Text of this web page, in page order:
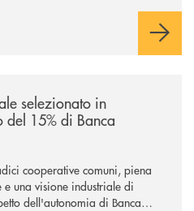
per ampliare l’offerta e
selezionato in
del 15% di Banca
cooperative comuni, piena
una visione industriale di
dell'autonomia di Banca